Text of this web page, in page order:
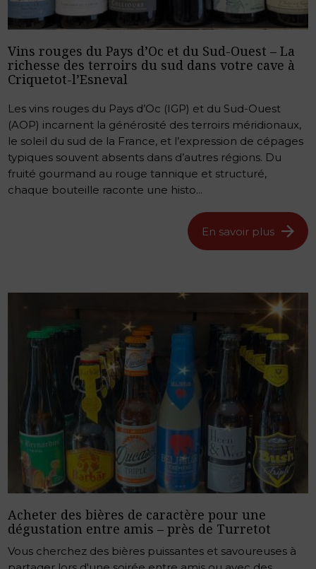
Vins rouges du Pays d’Oc et du Sud-Ouest – La
richesse des terroirs du sud dans votre cave à
Criquetot-l’Esneval
Les vins rouges du Pays d’Oc (IGP) et du Sud-Ouest
(AOP) incarnent la générosité des terroirs méridionaux,
le soleil du sud de la France, et l’expression de cépages
typiques souvent absents dans d’autres régions. Du
fruité gourmand au rouge tannique et structuré,
chaque bouteille raconte une histo...
En savoir plus
Acheter des bières de caractère pour une
dégustation entre amis – près de Turretot
Vous cherchez des bières puissantes et savoureuses à